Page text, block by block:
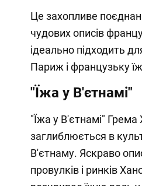
Це захопливе
чудових описів
ідеально підходить
Париж і французьку
"Їжа у В'єтнамі"
"Їжа у В'єтнамі" Грема
заглиблюється в
В'єтнаму. Яскраво
провулків і ринків